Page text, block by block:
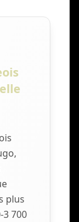
plus
3 700